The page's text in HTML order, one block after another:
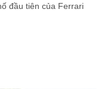
đầu tiên của Ferrari